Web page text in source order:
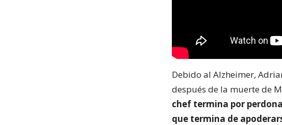
Debido al Alzheimer,
después de la muerte de
chef termina por
que termina de